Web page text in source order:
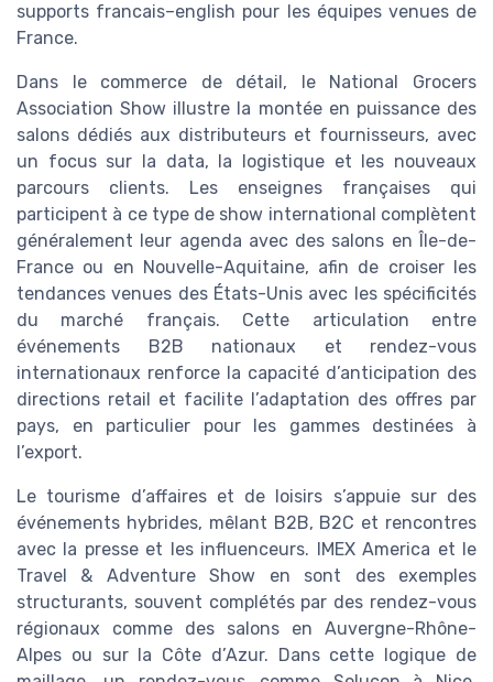
supports francais–english pour les équipes venues de
France.
Dans le commerce de détail, le National Grocers
Association Show illustre la montée en puissance des
salons dédiés aux distributeurs et fournisseurs, avec
un focus sur la data, la logistique et les nouveaux
parcours clients. Les enseignes françaises qui
participent à ce type de show international complètent
généralement leur agenda avec des salons en Île-de-
France ou en Nouvelle-Aquitaine, afin de croiser les
tendances venues des États-Unis avec les spécificités
du marché français. Cette articulation entre
événements B2B nationaux et rendez-vous
internationaux renforce la capacité d’anticipation des
directions retail et facilite l’adaptation des offres par
pays, en particulier pour les gammes destinées à
l’export.
Le tourisme d’affaires et de loisirs s’appuie sur des
événements hybrides, mêlant B2B, B2C et rencontres
avec la presse et les influenceurs. IMEX America et le
Travel & Adventure Show en sont des exemples
structurants, souvent complétés par des rendez-vous
régionaux comme des salons en Auvergne-Rhône-
Alpes ou sur la Côte d’Azur. Dans cette logique de